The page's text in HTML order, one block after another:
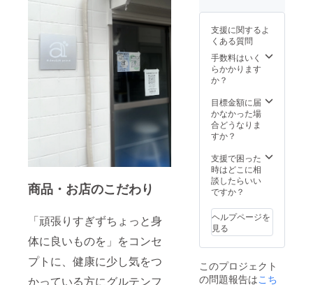
商品・お店のこだわり
「頑張りすぎずちょっと身
体に良いものを」をコンセ
プトに、健康に少し気をつ
かっている方にグルテンフ
年11
2024年
4月で
す。こ
の期間
にご来
いしま
す。
支援に関するよ
くある質問
手数料はいく
らかかります
か？
目標金額に届
かなかった場
合どうなりま
すか？
支援で困った
時はどこに相
談したらいい
ですか？
ヘルプページを
見る
このプロジェクト
の問題報告はこち